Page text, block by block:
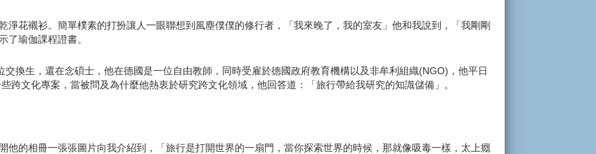
花襯衫。簡單樸素的打扮讓人一眼聯想到風塵僕僕的修行者，「我來晚了，我的室友」他和我說到，「我剛剛
了瑜伽課程證書。
換生，還在念碩士，他在德國是一位自由教師，同時受雇於德國政府教育機構以及非牟利組織(NGO)，他平日
跨文化專案，當被問及為什麼他熱衷於研究跨文化領域，他回答道：「旅行帶給我研究的知識儲備」。
的相冊一張張圖片向我介紹到，「旅行是打開世界的一扇門，當你探索世界的時候，那就像吸毒一樣，太上癮